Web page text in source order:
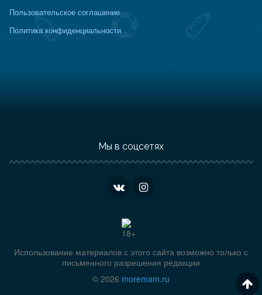
Пользовательское соглашение
Политика конфиденциальности
Мы в соцсетях
Использование материалов с этого сайта возможно только с
письменного разрешения редакции
© 2026 moremam.ru